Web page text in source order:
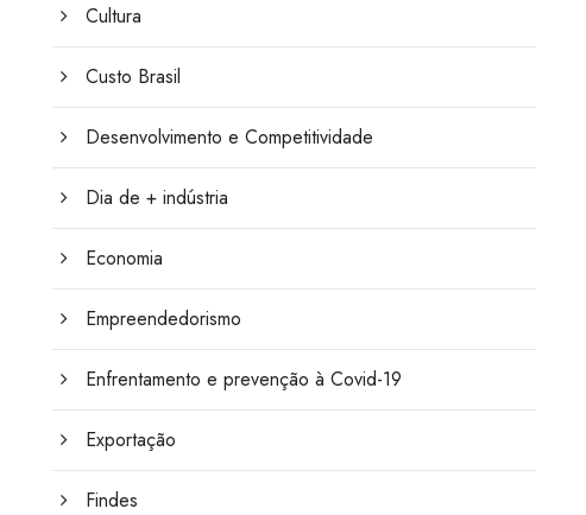
Cultura
Custo Brasil
Desenvolvimento e Competitividade
Dia de + indústria
Economia
Empreendedorismo
Enfrentamento e prevenção à Covid-19
Exportação
Findes